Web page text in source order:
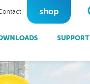
shop
SUPPORT